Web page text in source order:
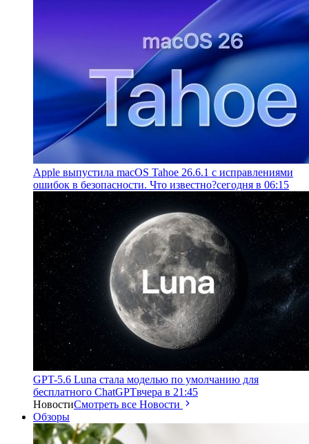
Apple выпустила macOS Tahoe 26.6.1 с исправлениями
ошибок в безопасности. Что известно?сегодня в 06:15
GPT-5.6 Luna стала моделью по умолчанию для
бесплатного ChatGPTвчера в 21:45
НовостиСмотреть все Новости
Обзоры